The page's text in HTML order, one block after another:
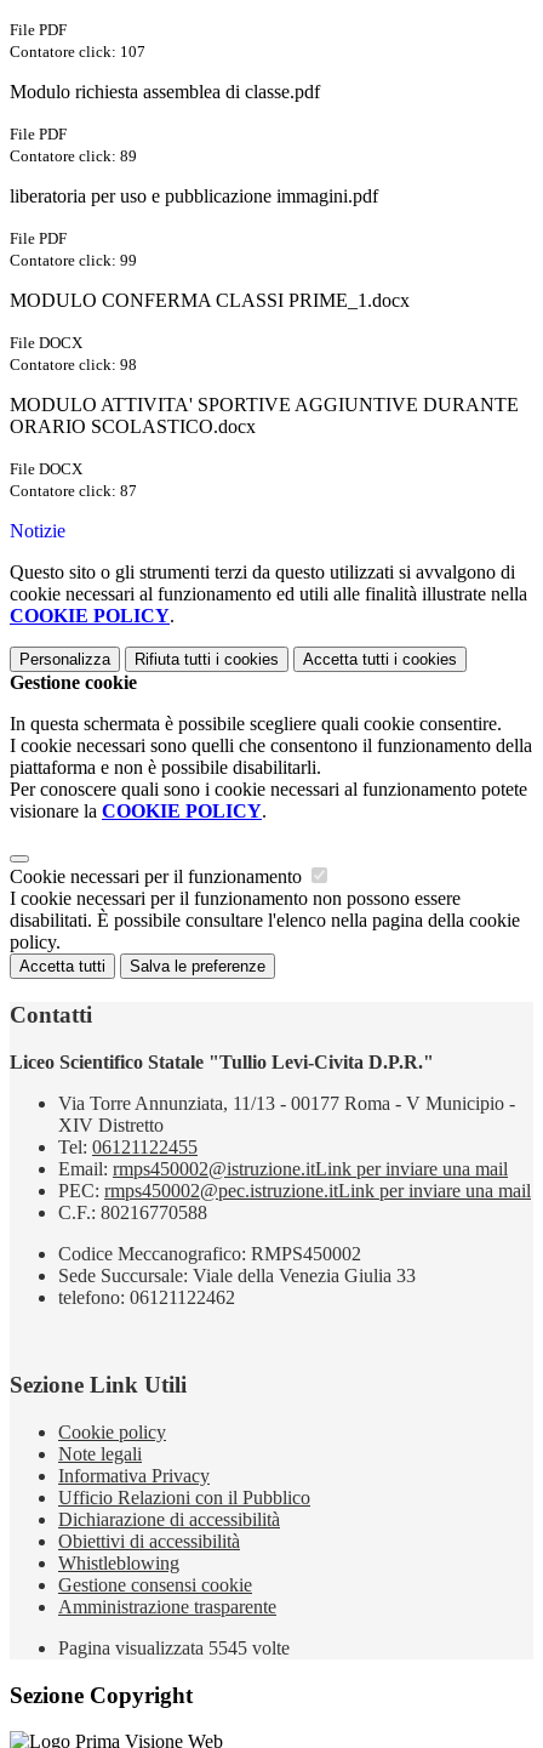
File PDF
Contatore click: 107
Modulo richiesta assemblea di classe.pdf
File PDF
Contatore click: 89
liberatoria per uso e pubblicazione immagini.pdf
File PDF
Contatore click: 99
MODULO CONFERMA CLASSI PRIME_1.docx
File DOCX
Contatore click: 98
MODULO ATTIVITA' SPORTIVE AGGIUNTIVE DURANTE
ORARIO SCOLASTICO.docx
File DOCX
Contatore click: 87
Notizie
Questo sito o gli strumenti terzi da questo utilizzati si avvalgono di
cookie necessari al funzionamento ed utili alle finalità illustrate nella
COOKIE POLICY.
Personalizza Rifiuta tutti i cookies Accetta tutti i cookies
Gestione cookie
In questa schermata è possibile scegliere quali cookie consentire.
I cookie necessari sono quelli che consentono il funzionamento della
piattaforma e non è possibile disabilitarli.
Per conoscere quali sono i cookie necessari al funzionamento potete
visionare la COOKIE POLICY.
Cookie necessari per il funzionamento
I cookie necessari per il funzionamento non possono essere
disabilitati. È possibile consultare l'elenco nella pagina della cookie
policy.
Accetta tutti Salva le preferenze
Contatti
Liceo Scientifico Statale "Tullio Levi-Civita D.P.R."
Via Torre Annunziata, 11/13 - 00177 Roma - V Municipio -
XIV Distretto
Tel: 06121122455
Email: rmps450002@istruzione.itLink per inviare una mail
PEC: rmps450002@pec.istruzione.itLink per inviare una mail
C.F.: 80216770588
Codice Meccanografico: RMPS450002
Sede Succursale: Viale della Venezia Giulia 33
telefono: 06121122462
Sezione Link Utili
Cookie policy
Note legali
Informativa Privacy
Ufficio Relazioni con il Pubblico
Dichiarazione di accessibilità
Obiettivi di accessibilità
Whistleblowing
Gestione consensi cookie
Amministrazione trasparente
Pagina visualizzata 5545 volte
Sezione Copyright